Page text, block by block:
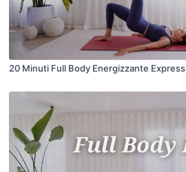
20 Minuti Full Body Energizzante Express